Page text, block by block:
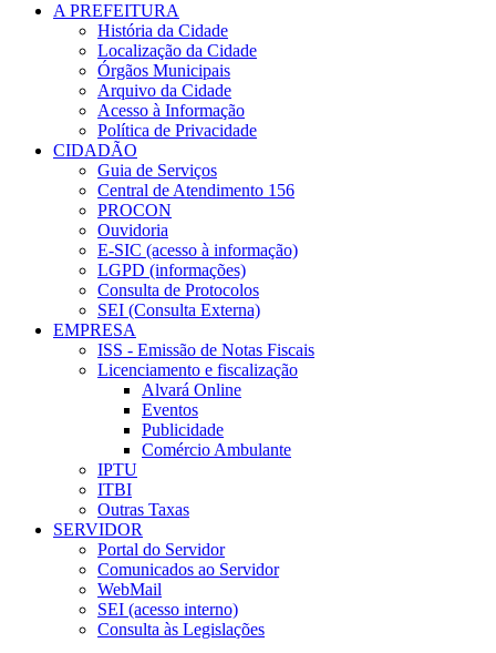
A PREFEITURA
História da Cidade
Localização da Cidade
Órgãos Municipais
Arquivo da Cidade
Acesso à Informação
Política de Privacidade
CIDADÃO
Guia de Serviços
Central de Atendimento 156
PROCON
Ouvidoria
E-SIC (acesso à informação)
LGPD (informações)
Consulta de Protocolos
SEI (Consulta Externa)
EMPRESA
ISS - Emissão de Notas Fiscais
Licenciamento e fiscalização
Alvará Online
Eventos
Publicidade
Comércio Ambulante
IPTU
ITBI
Outras Taxas
SERVIDOR
Portal do Servidor
Comunicados ao Servidor
WebMail
SEI (acesso interno)
Consulta às Legislações